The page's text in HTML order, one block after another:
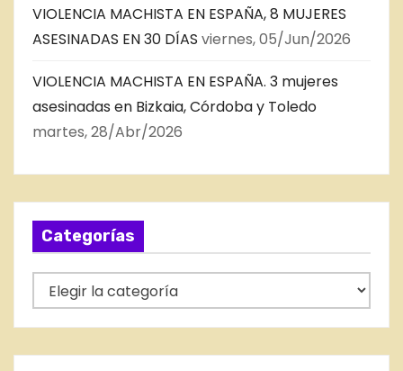
VIOLENCIA MACHISTA EN ESPAÑA, 8 MUJERES
ASESINADAS EN 30 DÍAS viernes, 05/Jun/2026
VIOLENCIA MACHISTA EN ESPAÑA. 3 mujeres
asesinadas en Bizkaia, Córdoba y Toledo
martes, 28/Abr/2026
Categorías
a
t
e